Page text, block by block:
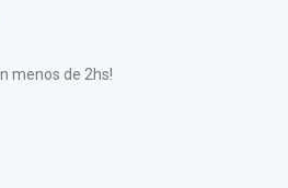
menos de 2hs!